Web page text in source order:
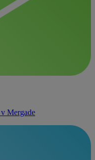
Mergade